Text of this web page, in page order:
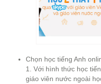
Chọn học tiếng Anh
1. Với hình thức học
giáo viên nước ngoài